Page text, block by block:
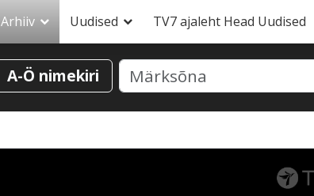
Arhiiv Uudised TV7 ajaleht Head Uudised
A-Ö nimekiri